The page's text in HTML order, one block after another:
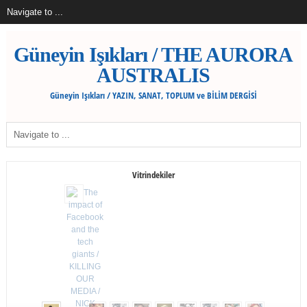
Güneyin Işıkları / THE AURORA
AUSTRALIS
Güneyin Işıkları / YAZIN, SANAT, TOPLUM ve BİLİM DERGİSİ
Vitrindekiler